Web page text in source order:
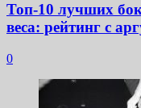
Топ-10 лучших
веса: рейтинг с
0